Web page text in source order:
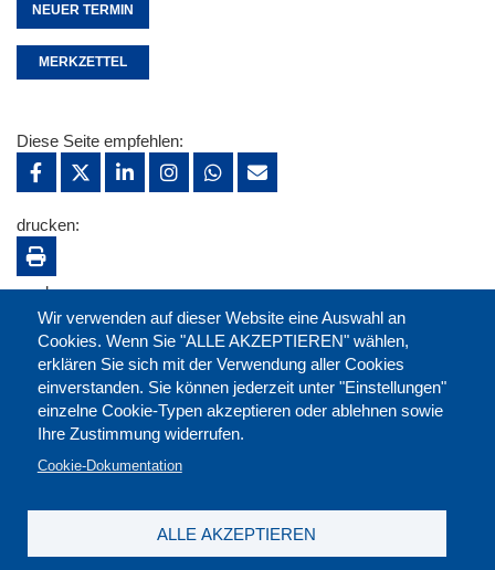
NEUER TERMIN
MERKZETTEL
Wir verwenden auf dieser Website eine Auswahl an
Cookies. Wenn Sie "ALLE AKZEPTIEREN" wählen,
erklären Sie sich mit der Verwendung aller Cookies
einverstanden. Sie können jederzeit unter "Einstellungen"
einzelne Cookie-Typen akzeptieren oder ablehnen sowie
Ihre Zustimmung widerrufen.
Cookie-Dokumentation
ALLE AKZEPTIEREN
Diese Seite empfehlen:
drucken:
merken: